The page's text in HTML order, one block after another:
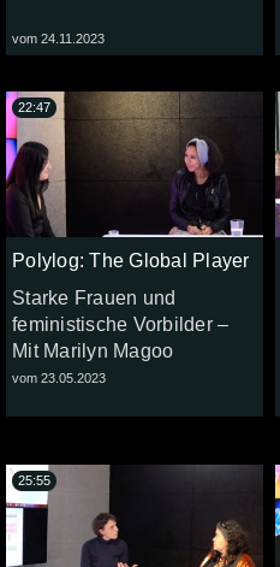
vom 24.11.2023
Polylog: The Global Player
Starke Frauen und
feministische Vorbilder –
Mit Marilyn Magoo
vom 23.05.2023
22:47
25:55